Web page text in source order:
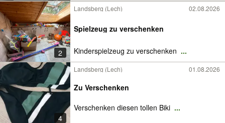
2
Landsberg (Lech) 02.08.2026
Spielzeug zu verschenken
Kinderspielzeug zu verschenken ...
4
Landsberg (Lech) 01.08.2026
Zu Verschenken
Verschenken diesen tollen Biki ...